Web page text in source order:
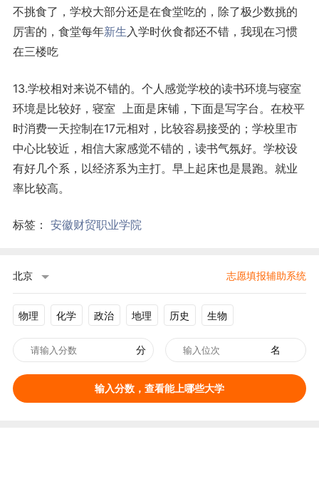
不挑食了，学校大部分还是在食堂吃的，除了极少数挑的
厉害的，食堂每年新生入学时伙食都还不错，我现在习惯
在三楼吃
13.学校相对来说不错的。个人感觉学校的读书环境与寝室
环境是比较好，寝室 上面是床铺，下面是写字台。在校平
时消费一天控制在17元相对，比较容易接受的；学校里市
中心比较近，相信大家感觉不错的，读书气氛好。学校设
有好几个系，以经济系为主打。早上起床也是晨跑。就业
率比较高。
标签： 安徽财贸职业学院
北京 志愿填报辅助系统
物理 化学 政治 地理 历史 生物
分 名
输入分数，查看能上哪些大学